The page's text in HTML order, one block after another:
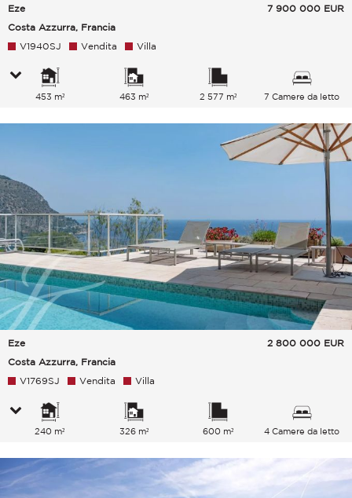
Eze
Costa Azzurra, Francia
7 900 000 EUR
V1940SJ Vendita Villa
453 m² 463 m² 2 577 m² 7 Camere da letto
Eze
Costa Azzurra, Francia
2 800 000 EUR
V1769SJ Vendita Villa
240 m² 326 m² 600 m² 4 Camere da letto